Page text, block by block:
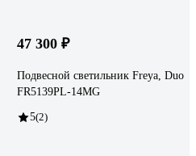
47 300 ₽
Подвесной светильник Freya, Duo
FR5139PL-14MG
5(2)